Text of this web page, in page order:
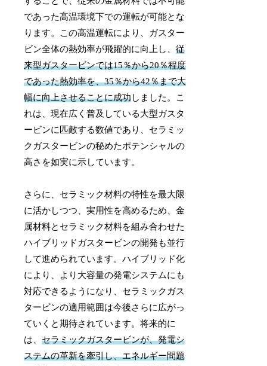
であった高温環境下での運転が可能とな
ります。この高温運転により、ガスター
ビン全体の熱効率が飛躍的に向上し、従
来型ガスタービンでは15％から20％程度
であった熱効率を、35％から42％まで大
幅に向上させることに成功しました。こ
れは、現在広く普及している大型ガスタ
ービンに匹敵する数値であり、セラミッ
クガスタービンの秘めたポテンシャルの
高さを如実に示しています。
さらに、セラミック材料の特性を最大限
に活かしつつ、実用性を高めるため、金
属材料とセラミック材料を組み合わせた
ハイブリッドガスタービンの開発も並行
して進められています。ハイブリッド化
により、より大容量の発電システムにも
対応できるようになり、セラミックガス
タービンの適用範囲は今後さらに広がっ
ていくと期待されています。将来的に
は、セラミックガスタービンが、発電シ
ステムの革新を牽引し、エネルギー問題